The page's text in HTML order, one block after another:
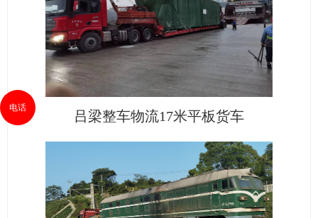
吕梁整车物流17米平板货车
电话